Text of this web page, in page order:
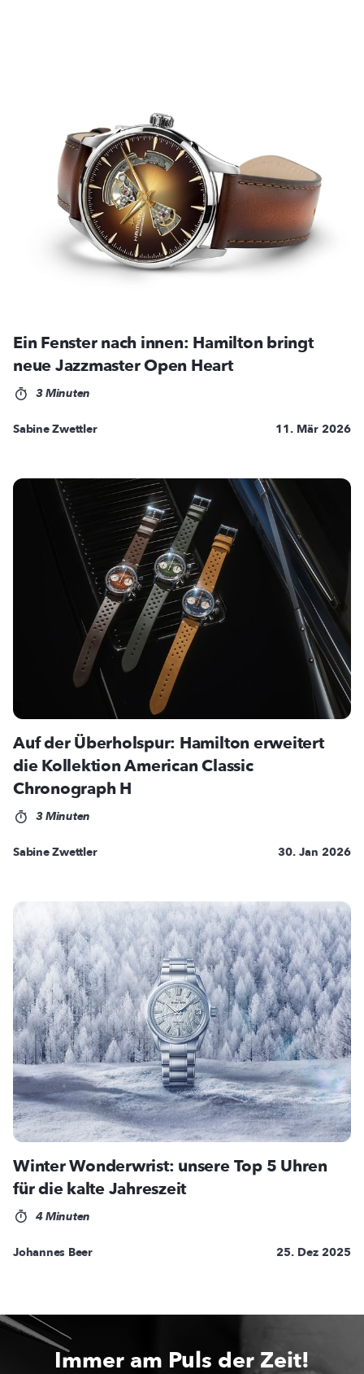
Ein Fenster nach innen: Hamilton bringt
neue Jazzmaster Open Heart
3 Minuten
Sabine Zwettler 11. Mär 2026
Auf der Überholspur: Hamilton erweitert
die Kollektion American Classic
Chronograph H
3 Minuten
Sabine Zwettler 30. Jan 2026
Winter Wonderwrist: unsere Top 5 Uhren
für die kalte Jahreszeit
4 Minuten
Johannes Beer 25. Dez 2025
Immer am Puls der Zeit!